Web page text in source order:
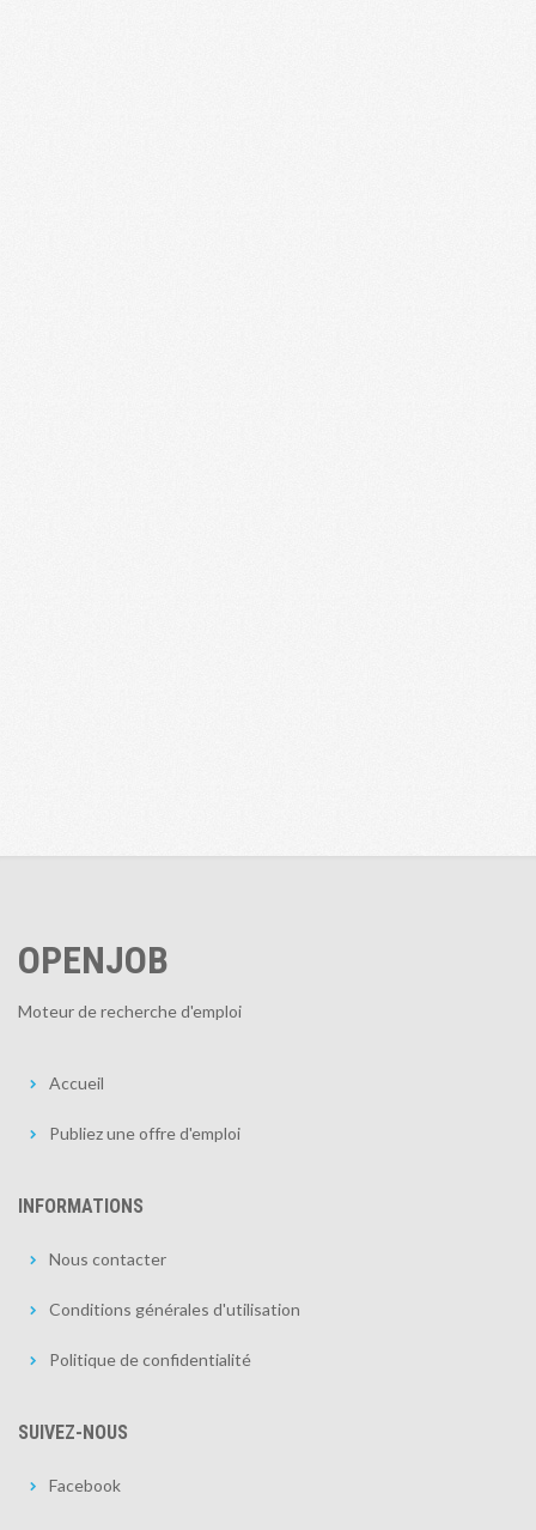
OPENJOB
Moteur de recherche d'emploi
Accueil
Publiez une offre d'emploi
INFORMATIONS
Nous contacter
Conditions générales d'utilisation
Politique de confidentialité
SUIVEZ-NOUS
Facebook